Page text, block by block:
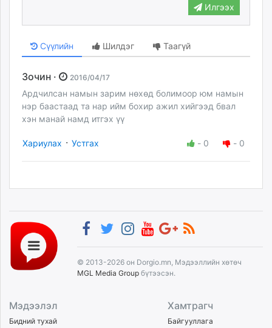
Илгээх
Сүүлийн Шилдэг Таагүй
Зочин · 2016/04/17
Ардчилсан намын зарим нөхөд болимоор юм намын
нэр баастаад та нар ийм бохир ажил хийгээд бвал
хэн манай намд итгэх үү
Хариулах · Устгах - 0 - 0
© 2013-2026 он Dorgio.mn, Мэдээллийн хөтөч
MGL Media Group бүтээсэн.
Мэдээлэл
Бидний тухай
Хамтрагч
Байгууллага